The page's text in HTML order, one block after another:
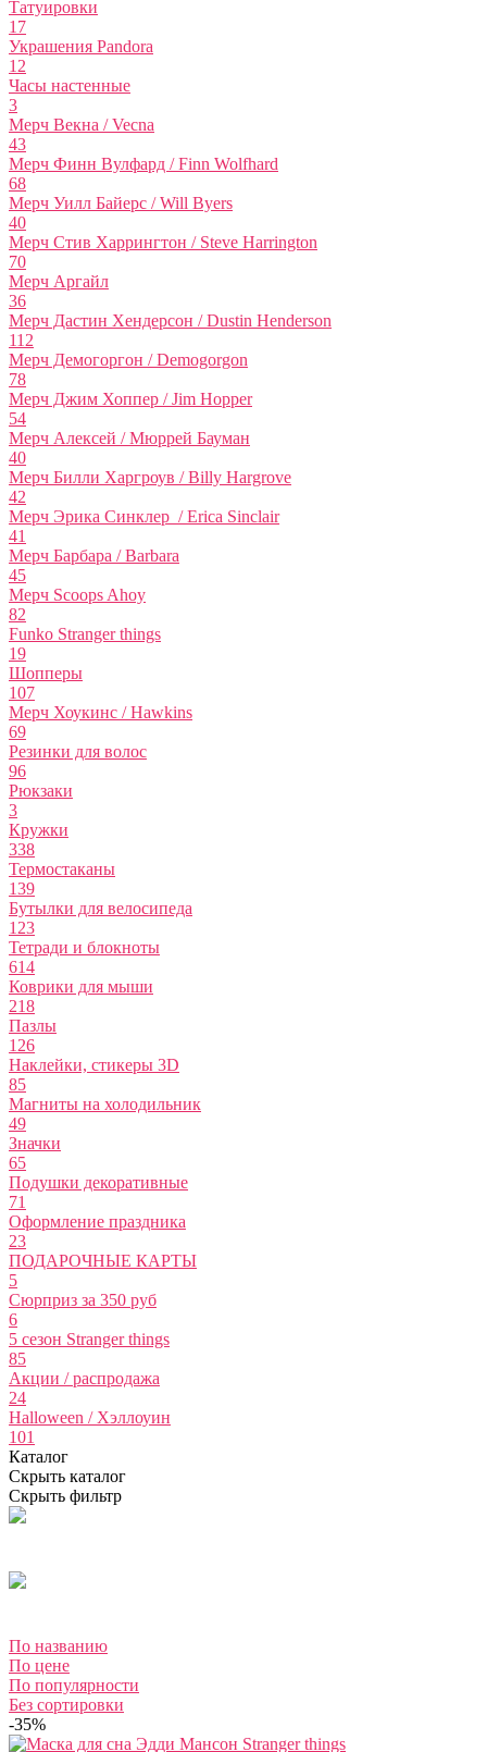
Татуировки
17
Украшения Pandora
12
Часы настенные
3
Мерч Векна / Vecna
43
Мерч Финн Вулфард / Finn Wolfhard
68
Мерч Уилл Байерс / Will Byers
40
Мерч Стив Харрингтон / Steve Harrington
70
Мерч Аргайл
36
Мерч Дастин Хендерсон / Dustin Henderson
112
Мерч Демогоргон / Demogorgon
78
Мерч Джим Хоппер / Jim Hopper
54
Мерч Алексей / Мюррей Бауман
40
Мерч Билли Харгроув / Billy Hargrove
42
Мерч Эрика Синклер / Erica Sinclair
41
Мерч Барбара / Barbara
45
Мерч Scoops Ahoy
82
Funko Stranger things
19
Шопперы
107
Мерч Хоукинс / Hawkins
69
Резинки для волос
96
Рюкзаки
3
Кружки
338
Термостаканы
139
Бутылки для велосипеда
123
Тетради и блокноты
614
Коврики для мыши
218
Пазлы
126
Наклейки, стикеры 3D
85
Магниты на холодильник
49
Значки
65
Подушки декоративные
71
Оформление праздника
23
ПОДАРОЧНЫЕ КАРТЫ
5
Сюрприз за 350 руб
6
5 сезон Stranger things
85
Акции / распродажа
24
Halloween / Хэллоуин
101
Каталог
Скрыть каталог
Скрыть фильтр
По названию
По цене
По популярности
Без сортировки
-35%